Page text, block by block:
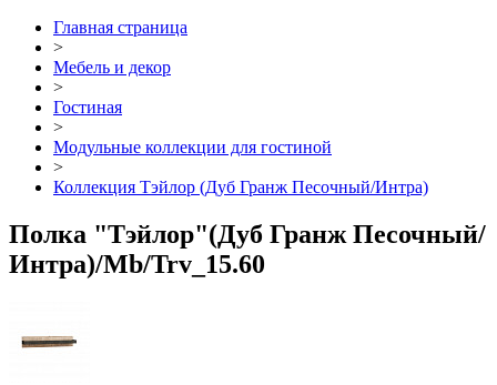
Главная страница
>
Мебель и декор
>
Гостиная
>
Модульные коллекции для гостиной
>
Коллекция Тэйлор (Дуб Гранж Песочный/Интра)
Полка "Тэйлор"(Дуб Гранж Песочный/
Интра)/Mb/Trv_15.60